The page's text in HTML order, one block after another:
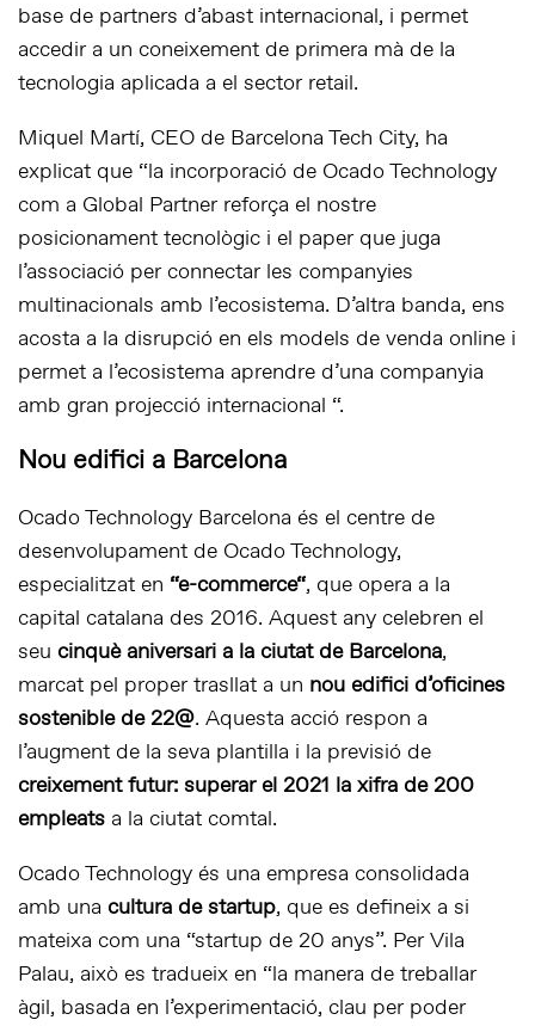
base de partners d’abast internacional, i permet
accedir a un coneixement de primera mà de la
tecnologia aplicada a el sector retail.
Miquel Martí, CEO de Barcelona Tech City, ha
explicat que “la incorporació de Ocado Technology
com a Global Partner reforça el nostre
posicionament tecnològic i el paper que juga
l’associació per connectar les companyies
multinacionals amb l’ecosistema. D’altra banda, ens
acosta a la disrupció en els models de venda online i
permet a l’ecosistema aprendre d’una companyia
amb gran projecció internacional “.
Nou edifici a Barcelona
Ocado Technology Barcelona és el centre de
desenvolupament de Ocado Technology,
especialitzat en “e-commerce“, que opera a la
capital catalana des 2016. Aquest any celebren el
seu cinquè aniversari a la ciutat de Barcelona, ​​
marcat pel proper trasllat a un nou edifici d’oficines
sostenible de 22@. Aquesta acció respon a
l’augment de la seva plantilla i la previsió de
creixement futur: superar el 2021 la xifra de 200
empleats a la ciutat comtal.
Ocado Technology és una empresa consolidada
amb una cultura de startup, que es defineix a si
mateixa com una “startup de 20 anys”. Per Vila
Palau, això es tradueix en “la manera de treballar
àgil, basada en l’experimentació, clau per poder